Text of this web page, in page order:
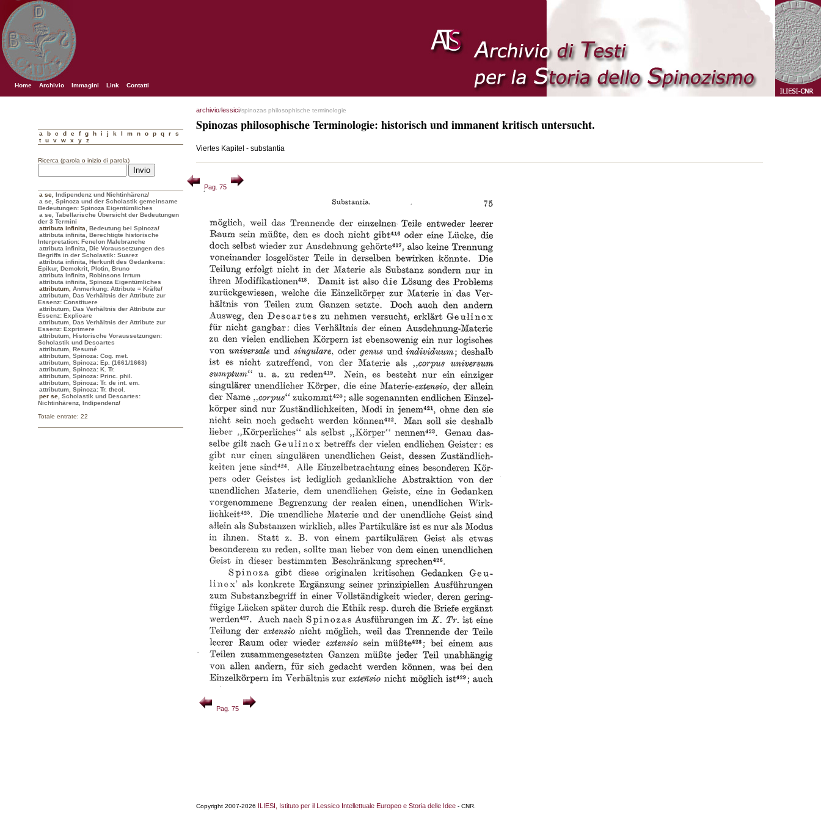
Home Archivio Immagini Link Contatti
a b c d e f g h i j k l m n o p q r
s
t
u v w x y z
Ricerca (parola o inizio di parola)
a se Indipendenz und Nichtinhärenz/
a se, Spinoza und der Scholastik gemeinsame
Bedeutungen: Spinoza Eigentümliches
a se, Tabellarische Übersicht der Bedeutungen
der 3 Termini
attributa infinita
Bedeutung bei Spinoza/
attributa infinita, Berechtigte historische
Interpretation: Fenelon Malebranche
attributa infinita, Die Voraussetzungen des
Begriffs in der Scholastik: Suarez
attributa infinita, Herkunft des Gedankens:
Epikur, Demokrit, Plotin, Bruno
attributa infinita, Robinsons Irrtum
attributa infinita, Spinoza Eigentümliches
attributum Anmerkung: Attribute = Kräfte/
attributum, Das Verhältnis der Attribute zur
Essenz: Constituere
attributum, Das Verhältnis der Attribute zur
Essenz: Explicare
attributum, Das Verhältnis der Attribute zur
Essenz: Exprimere
attributum, Historische Voraussetzungen:
Scholastik und Descartes
attributum, Resumé
attributum, Spinoza: Cog. met.
attributum, Spinoza: Ep. (1661/1663)
attributum, Spinoza: K. Tr.
attributum, Spinoza: Princ. phil.
attributum, Spinoza: Tr. de int. em.
attributum, Spinoza: Tr. theol.
per se Scholastik und Descartes:
Nichtinhärenz, Indipendenz/
Totale entrate: 22
archivio/lessici/spinozas philosophische terminologie
Spinozas philosophische Terminologie: historisch und immanent kritisch untersucht.
Viertes Kapitel - substantia
Pag. 75
Pag. 75
Copyright 2007-2026 ILIESI, Istituto per il Lessico Intellettuale Europeo e Storia delle Idee - CNR.